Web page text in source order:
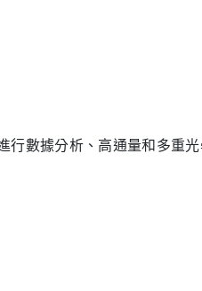
行數據分析、高通量和多重